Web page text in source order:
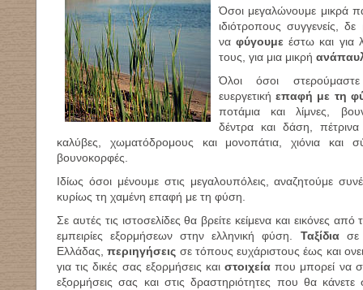
Όσοι μεγαλώνουμε μικρά
ιδιότροπους συγγενείς,
ναφύγουμε έστω και για
τους, για μια μικρή
Όλοι όσοι
ευεργετικήεπαφή με τη
ποτάμια και λίμνες,
δέντρα και δάση, πέτρινα
καλύβες, χωματόδρομους και μονοπάτια, χιόνια και
βουνοκορφές.
Ιδίως όσοι μένουμε στις μεγαλουπόλεις, αναζητούμε
κυρίως τη χαμένη επαφή με τη φύση.
Σε αυτές τις ιστοσελίδες θα βρείτε κείμενα και εικόνες
εμπειρίες εξορμήσεων στην ελληνική φύση. Ταξίδιασε
Ελλάδας,περιηγήσεις σε τόπους ευχάριστους έως και
για τις δικές σας εξορμήσεις και στοιχεία που μπορεί να
εξορμήσεις σας και στις δραστηριότητες που θα κάνετε